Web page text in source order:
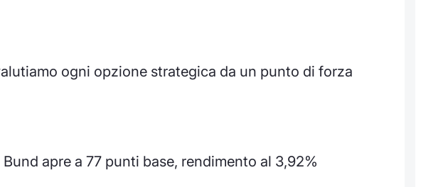
ogni opzione strategica da un punto di forza
apre a 77 punti base, rendimento al 3,92%